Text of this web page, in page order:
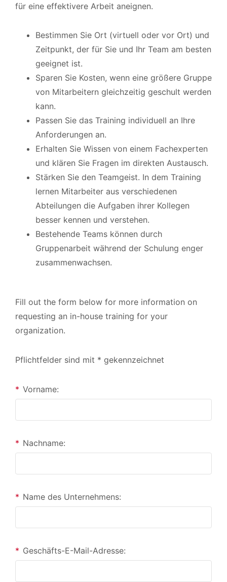
für eine effektivere Arbeit aneignen.
Bestimmen Sie Ort (virtuell oder vor Ort) und
Zeitpunkt, der für Sie und Ihr Team am besten
geeignet ist.
Sparen Sie Kosten, wenn eine größere Gruppe
von Mitarbeitern gleichzeitig geschult werden
kann.
Passen Sie das Training individuell an Ihre
Anforderungen an.
Erhalten Sie Wissen von einem Fachexperten
und klären Sie Fragen im direkten Austausch.
Stärken Sie den Teamgeist. In dem Training
lernen Mitarbeiter aus verschiedenen
Abteilungen die Aufgaben ihrer Kollegen
besser kennen und verstehen.
Bestehende Teams können durch
Gruppenarbeit während der Schulung enger
zusammenwachsen.
Fill out the form below for more information on
requesting an in-house training for your
organization.
Pflichtfelder sind mit * gekennzeichnet
* Vorname:
* Nachname:
* Name des Unternehmens:
* Geschäfts-E-Mail-Adresse: